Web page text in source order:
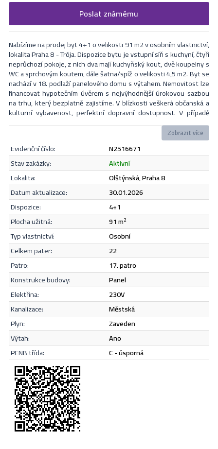
Vyplňte následující formulář. Upřesněte, co by Vás zajímalo. V
nejbližší Vás naši makléři kontaktují.
Souhlasím sezásadami ochrany osobních údajů.
Odeslat
Formulář odešle nabídku na uvedený email
Poslat známému
Nabízíme na prodej byt 4+1 o velikosti 91 m2 v osobním vlastnictví,
lokalita Praha 8 - Trója. Dispozice bytu je vstupní síň s kuchyní, čtyři
neprůchozí pokoje, z nich dva mají kuchyňský kout, dvě koupelny s
WC a sprchovým koutem, dále šatna/spíž o velikosti 4,5 m2. Byt se
nachází v 18. podlaží panelového domu s výtahem. Nemovitost lze
financovat hypotečním úvěrem s nejvýhodnější úrokovou sazbou
na trhu, který bezplatně zajistíme. V blízkosti veškerá občanská a
kulturní vybavenost, perfektní dopravní dostupnost. V případě
zájmu či dotazů neváhejte kontaktovat makléře i přes víkend.
Zobrazit více
evidenční číslo:
N2516671
stav zakázky:
aktivní
lokalita:
Olštýnská, Praha 8
datum aktualizace:
30.01.2026
dispozice:
4+1
plocha užitná:
91 m2
typ vlastnictví:
osobní
celkem pater:
22
patro:
17. patro
konstrukce budovy:
panel
elektřina:
230V
kanalizace:
městská
plyn:
zaveden
výtah:
Ano
PENB třída:
C - úsporná